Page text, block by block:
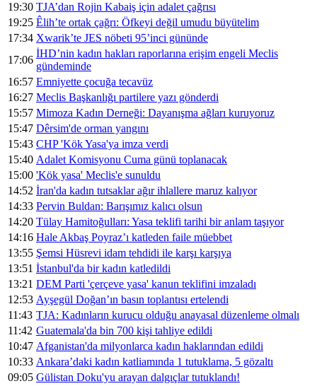
19:30 TJA’dan Rojin Kabaiş için adalet çağrısı
19:25 Êlih’te ortak çağrı: Öfkeyi değil umudu büyütelim
17:34 Xwarik’te JES nöbeti 95’inci gününde
17:06
İHD’nin kadın hakları raporlarına erişim engeli Meclis
gündeminde
16:57 Emniyette çocuğa tecavüz
16:27 Meclis Başkanlığı partilere yazı gönderdi
15:57 Mimoza Kadın Derneği: Dayanışma ağları kuruyoruz
15:47 Dêrsim'de orman yangını
15:43 CHP 'Kök Yasa'ya imza verdi
15:40 Adalet Komisyonu Cuma günü toplanacak
15:00 'Kök yasa' Meclis'e sunuldu
14:52 İran'da kadın tutsaklar ağır ihlallere maruz kalıyor
14:33 Pervin Buldan: Barışımız kalıcı olsun
14:20 Tülay Hamitoğulları: Yasa teklifi tarihi bir anlam taşıyor
14:16 Hale Akbaş Poyraz’ı katleden faile müebbet
13:55 Şemsi Hüsrevi idam tehdidi ile karşı karşıya
13:51 İstanbul'da bir kadın katledildi
13:21 DEM Parti 'çerçeve yasa' kanun teklifini imzaladı
12:53 Ayşegül Doğan’ın basın toplantısı ertelendi
11:43 TJA: Kadınların kurucu olduğu anayasal düzenleme olmalı
11:42 Guatemala'da bin 700 kişi tahliye edildi
10:47 Afganistan'da milyonlarca kadın haklarından edildi
10:33 Ankara’daki kadın katliamında 1 tutuklama, 5 gözaltı
09:05 Gülistan Doku'yu arayan dalgıçlar tutuklandı!